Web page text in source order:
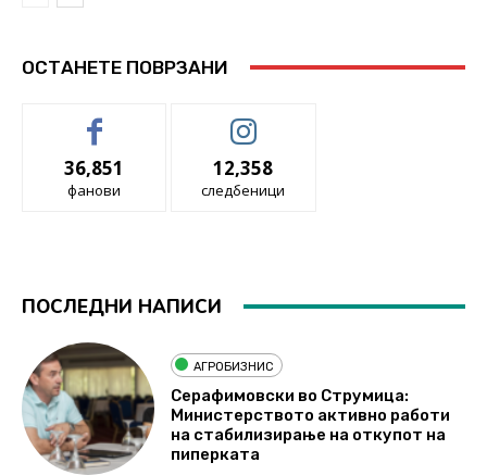
ОСТАНЕТЕ ПОВРЗАНИ
36,851
фанови
12,358
следбеници
ПОСЛЕДНИ НАПИСИ
АГРОБИЗНИС
Серафимовски во Струмица:
Министерството активно работи
на стабилизирање на откупот на
пиперката